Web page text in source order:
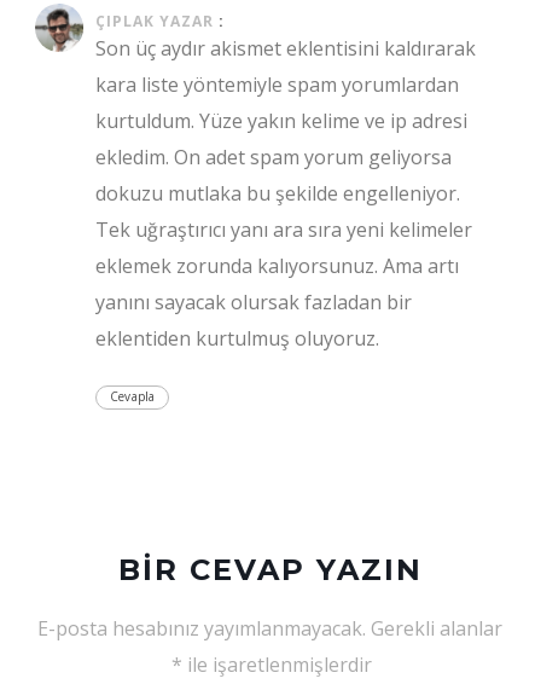
ÇIPLAK YAZAR :
Son üç aydır akismet eklentisini kaldırarak
kara liste yöntemiyle spam yorumlardan
kurtuldum. Yüze yakın kelime ve ip adresi
ekledim. On adet spam yorum geliyorsa
dokuzu mutlaka bu şekilde engelleniyor.
Tek uğraştırıcı yanı ara sıra yeni kelimeler
eklemek zorunda kalıyorsunuz. Ama artı
yanını sayacak olursak fazladan bir
eklentiden kurtulmuş oluyoruz.
Cevapla
BIR CEVAP YAZIN
E-posta hesabınız yayımlanmayacak. Gerekli alanlar
* ile işaretlenmişlerdir